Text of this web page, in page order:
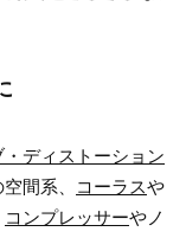
ディストーション
間系、 コーラスや
コンプレッサーやノ